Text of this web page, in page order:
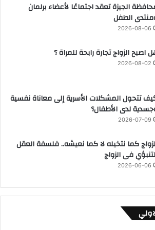
الجيزة تعقد اجتماعًا لأعضاء برلمان
الطفل
2026-08-06
اصبح الزواج تجارة رابحة للمراة ؟
2026-08-02
تتحول المشكلات الأسرية إلى معاناة نفسية
لدى الأطفال؟
2026-07-09
كما نتخيله لا كما نعيشه.. فلسفة العقل
فى الزواج
2026-06-06